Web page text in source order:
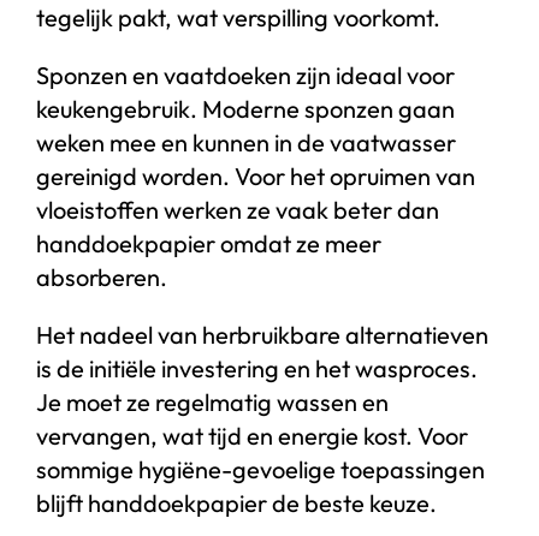
tegelijk pakt, wat verspilling voorkomt.
Sponzen en vaatdoeken zijn ideaal voor
keukengebruik. Moderne sponzen gaan
weken mee en kunnen in de vaatwasser
gereinigd worden. Voor het opruimen van
vloeistoffen werken ze vaak beter dan
handdoekpapier omdat ze meer
absorberen.
Het nadeel van herbruikbare alternatieven
is de initiële investering en het wasproces.
Je moet ze regelmatig wassen en
vervangen, wat tijd en energie kost. Voor
sommige hygiëne-gevoelige toepassingen
blijft handdoekpapier de beste keuze.